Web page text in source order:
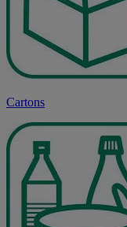
Cartons